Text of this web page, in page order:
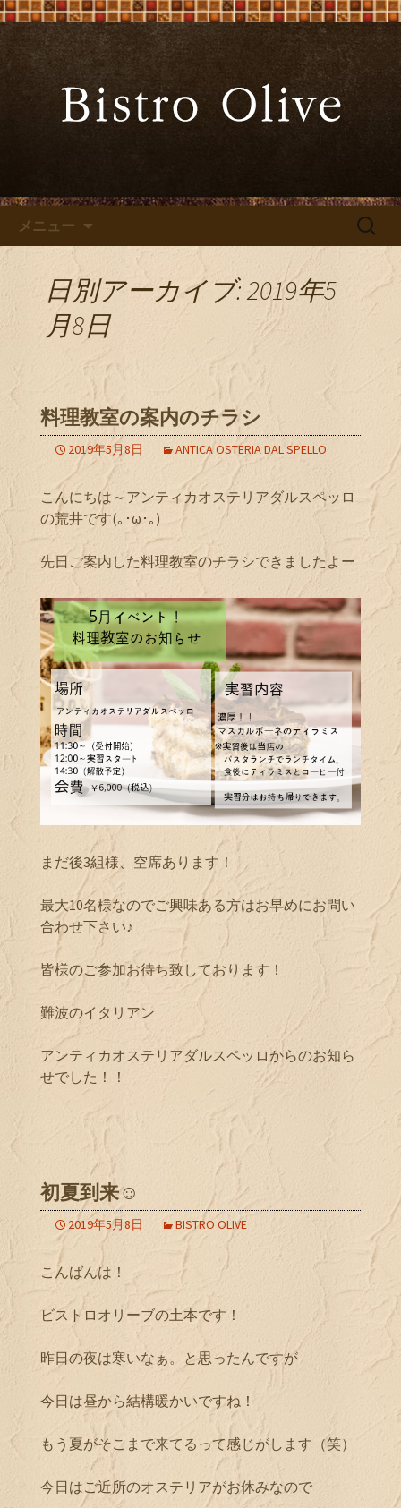
大阪難波の「Bistro Olive（ビ
ストロ オリーブ）」
大阪難波の「ビストロオリーブ」でワ
インと炭火焼料理を
メニュー
検
日別アーカイブ: 2019年5
月8日
料理教室の案内のチラシ
2019年5月8日 ANTICA OSTERIA DAL SPELLO
こんにちは～アンティカオステリアダルスペッロ
の荒井です(｡･ω･｡)
先日ご案内した料理教室のチラシできましたよー
まだ後3組様、空席あります！
最大10名様なのでご興味ある方はお早めにお問い
合わせ下さい♪
皆様のご参加お待ち致しております！
難波のイタリアン
アンティカオステリアダルスペッロからのお知ら
せでした！！
初夏到来☺︎
2019年5月8日 BISTRO OLIVE
こんばんは！
ビストロオリーブの土本です！
昨日の夜は寒いなぁ。と思ったんですが
今日は昼から結構暖かいですね！
もう夏がそこまで来てるって感じがします（笑）
今日はご近所のオステリアがお休みなので